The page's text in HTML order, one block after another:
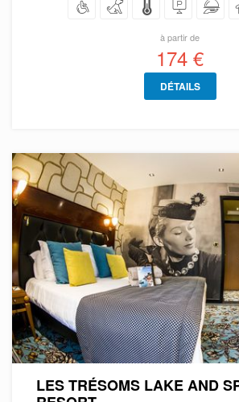
à partir de
174 €
DÉTAILS
LES TRÉSOMS LAKE AND